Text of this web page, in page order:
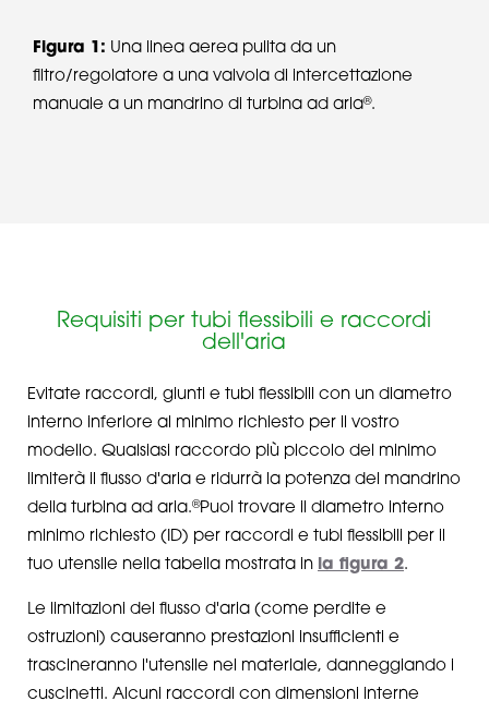
Figura 1: Una linea aerea pulita da un
filtro/regolatore a una valvola di intercettazione
manuale a un mandrino di turbina ad aria®.
Requisiti per tubi flessibili e raccordi
dell'aria
Evitate raccordi, giunti e tubi flessibili con un diametro
interno inferiore al minimo richiesto per il vostro
modello. Qualsiasi raccordo più piccolo del minimo
limiterà il flusso d'aria e ridurrà la potenza del mandrino
della turbina ad aria.®Puoi trovare il diametro interno
minimo richiesto (ID) per raccordi e tubi flessibili per il
tuo utensile nella tabella mostrata in la figura 2.
Le limitazioni del flusso d'aria (come perdite e
ostruzioni) causeranno prestazioni insufficienti e
trascineranno l'utensile nel materiale, danneggiando i
cuscinetti. Alcuni raccordi con dimensioni interne